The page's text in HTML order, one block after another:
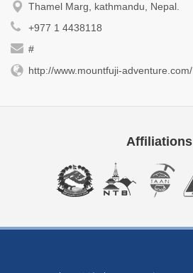
Thamel Marg, kathmandu, Nepal.
+977 1 4438118
#
http://www.mountfuji-adventure.com/
Affiliations